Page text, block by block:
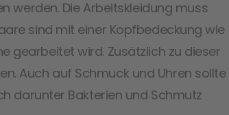
werden. Die Arbeitskleidung muss
sind mit einer Kopfbedeckung wie
gearbeitet wird. Zusätzlich zu dieser
Auch auf Schmuck und Uhren sollte
darunter Bakterien und Schmutz